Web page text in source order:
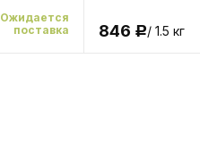
Ожидается
поставка
846 Р/ 1.5 кг